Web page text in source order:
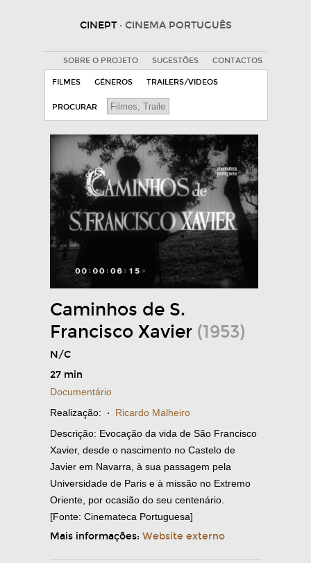
CINEPT · CINEMA PORTUGUÊS
SOBRE O PROJETO SUGESTÕES CONTACTOS
FILMES GÉNEROS TRAILERS/VIDEOS
PROCURAR
Caminhos de S.
Francisco Xavier (1953)
N/C
27 min
Documentário
Realização: · Ricardo Malheiro
Descrição: Evocação da vida de São Francisco
Xavier, desde o nascimento no Castelo de
Javier em Navarra, à sua passagem pela
Universidade de Paris e à missão no Extremo
Oriente, por ocasião do seu centenário.
[Fonte: Cinemateca Portuguesa]
Mais informações: Website externo